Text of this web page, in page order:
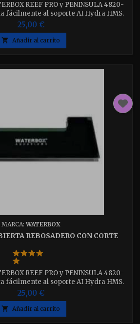
REEF PRO y PENINSULA 4820-
fácilmente al soporte AI Hydra HMS.
de vidrio de 8 mm de grosor
26 x 10 cm
25,00 €
 Añadir al carrito
MARCA:WATERBOX
REBOSADERO CON CORTE
REEF PRO y PENINSULA 4820-
fácilmente al soporte AI Hydra HMS.
de vidrio de 8 mm de grosor
26 x 10 cm
25,00 €
 Añadir al carrito